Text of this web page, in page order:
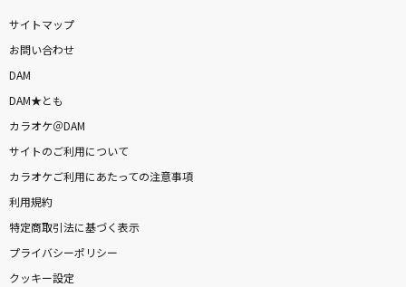
サイトマップ
お問い合わせ
DAM
DAM★とも
カラオケ＠DAM
サイトのご利用について
カラオケご利用にあたっての注意事項
利用規約
特定商取引法に基づく表示
プライバシーポリシー
クッキー設定